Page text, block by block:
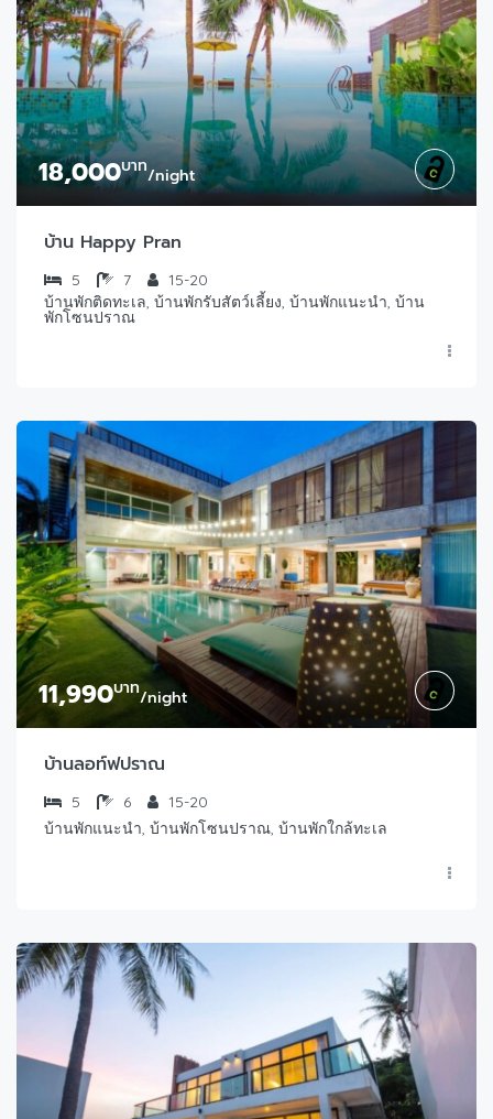
18,000บาท/night
บ้าน Happy Pran
5 7
15-20
บ้านพักติดทะเล, บ้านพักรับสัตว์เลี้ยง, บ้านพักแนะนำ, บ้าน
พักโซนปราณ
11,990บาท/night
บ้านลอท์ฟปราณ
5 6
15-20
บ้านพักแนะนำ, บ้านพักโซนปราณ, บ้านพักใกล้ทะเล